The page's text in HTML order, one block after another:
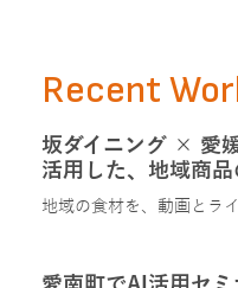
Recent
坂ダイニング × 愛
活用した、地域商品
地域の食材を、動画とラ